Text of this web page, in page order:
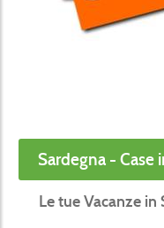
Sardegna - Case
Le tue Vacanze